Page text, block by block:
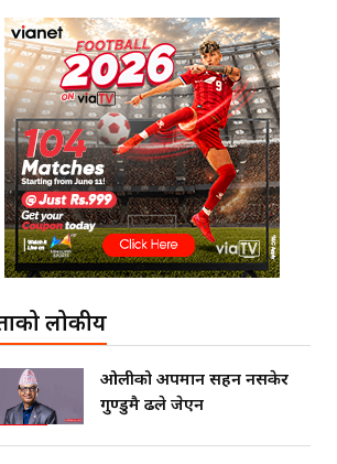
लोकप्रीय
ओलीको अपमान सहन नसकेर
गुण्डुमै ढले जेएन